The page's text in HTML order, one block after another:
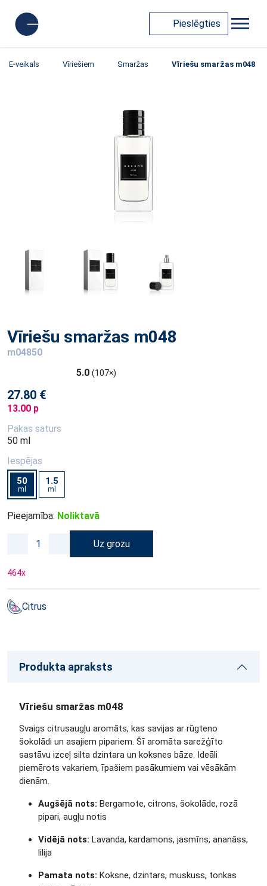
Pieslēgties
E-veikals Vīriešiem Smaržas Vīriešu smaržas m048
Vīriešu smaržas m048
m04850
5.0 (107×)
27.80 €
13.00 p
Pakas saturs
50 ml
Iespējas
50
ml
1.5
ml
Pieejamība: Noliktavā
Uz grozu
464x
Citrus
Produkta apraksts
Vīriešu smaržas m048
Svaigs citrusaugļu aromāts, kas savijas ar rūgteno
šokolādi un asajiem pipariem. Šī aromāta sarežģīto
sastāvu izceļ silta dzintara un koksnes bāze. Ideāli
piemērots vakariem, īpašiem pasākumiem vai vēsākām
dienām.
Augšējā nots: Bergamote, citrons, šokolāde, rozā
pipari, augļu notis
Vidējā nots: Lavanda, kardamons, jasmīns, ananāss,
lilija
Pamata nots: Koksne, dzintars, muskuss, tonkas